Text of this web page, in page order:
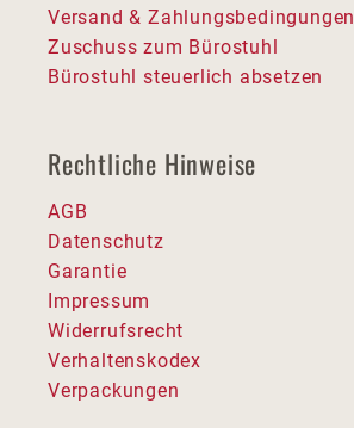
Versand & Zahlungsbedingungen
Zuschuss zum Bürostuhl
Bürostuhl steuerlich absetzen
Rechtliche Hinweise
AGB
Datenschutz
Garantie
Impressum
Widerrufsrecht
Verhaltenskodex
Verpackungen